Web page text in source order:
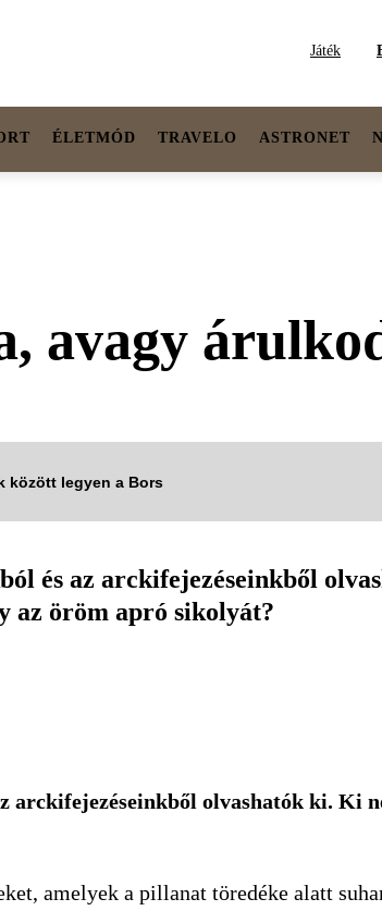
Játék
ÉLETMÓD TRAVELO ASTRONET
avagy
között legyen a Bors
és az arckifejezéseinkből
az öröm apró sikolyát?
arckifejezéseinkből olvashatók ki. Ki
amelyek a pillanat töredéke alatt